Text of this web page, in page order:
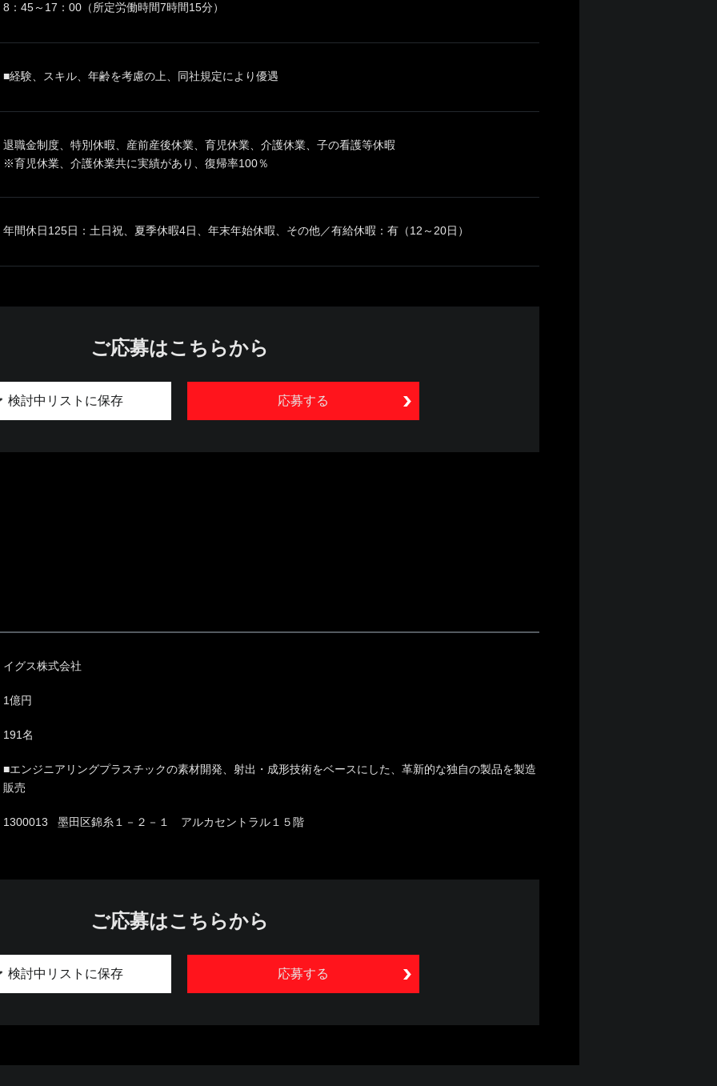
8：45～17：00（所定労働時間7時間15分）
■経験、スキル、年齢を考慮の上、同社規定により優遇
退職金制度、特別休暇、産前産後休業、育児休業、介護休業、子の看護等休暇
※育児休業、介護休業共に実績があり、復帰率100％
年間休日125日：土日祝、夏季休暇4日、年末年始休暇、その他／有給休暇：有（12～20日）
ご応募はこちらから
応募する
検討中リストに保存
イグス株式会社
1億円
191名
■エンジニアリングプラスチックの素材開発、射出・成形技術をベースにした、革新的な独自の製品を製造
販売
1300013 墨田区錦糸１－２－１ アルカセントラル１５階
ご応募はこちらから
応募する
検討中リストに保存